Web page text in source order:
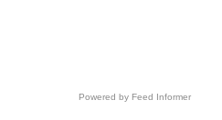
Powered by Feed Informer